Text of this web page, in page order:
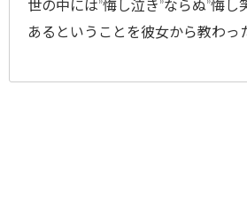
世の中には”悔し泣き”ならぬ”悔し
あるということを彼女から教わっ